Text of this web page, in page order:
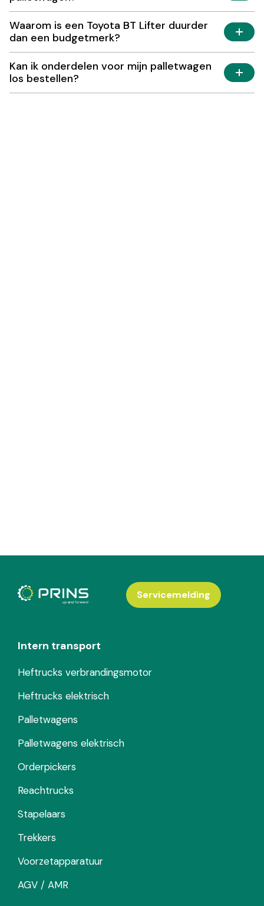
Waarom is een Toyota BT Lifter duurder
dan een budgetmerk?
Kan ik onderdelen voor mijn palletwagen
los bestellen?
Intern transport
Heftrucks verbrandingsmotor
Heftrucks elektrisch
Palletwagens
Palletwagens elektrisch
Orderpickers
Reachtrucks
Stapelaars
Trekkers
Voorzetapparatuur
AGV / AMR
Servicemelding